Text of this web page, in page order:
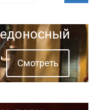
Смотреть